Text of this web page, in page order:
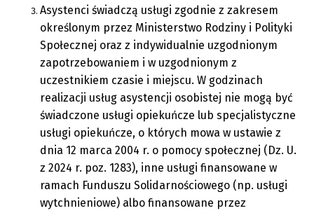
Asystenci świadczą usługi zgodnie z zakresem
określonym przez Ministerstwo Rodziny i Polityki
Społecznej oraz z indywidualnie uzgodnionym
zapotrzebowaniem i w uzgodnionym z
uczestnikiem czasie i miejscu. W godzinach
realizacji usług asystencji osobistej nie mogą być
świadczone usługi opiekuńcze lub specjalistyczne
usługi opiekuńcze, o których mowa w ustawie z
dnia 12 marca 2004 r. o pomocy społecznej (Dz. U.
z 2024 r. poz. 1283), inne usługi finansowane w
ramach Funduszu Solidarnościowego (np. usługi
wytchnieniowe) albo finansowane przez